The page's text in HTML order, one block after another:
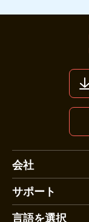
会社
サポート
言語を選択